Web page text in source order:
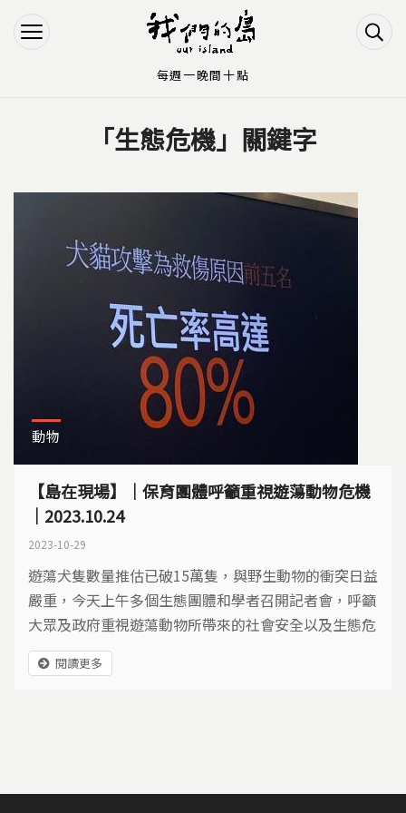
Jump to Navigation
Jump to Main content
「生態危機」關鍵字
動物
【島在現場】｜保育團體呼籲重視遊蕩動物危機
｜2023.10.24
2023-10-29
遊蕩犬隻數量推估已破15萬隻，與野生動物的衝突日益
嚴重，今天上午多個生態團體和學者召開記者會，呼籲
大眾及政府重視遊蕩動物所帶來的社會安全以及生態危
機。保育團體表示穿山甲、石虎、山羌、草鴞都有過遭
受攻擊的紀錄，農業部在今年5月舉辦「特定生態熱區
閱讀更多
每週一晚間十點